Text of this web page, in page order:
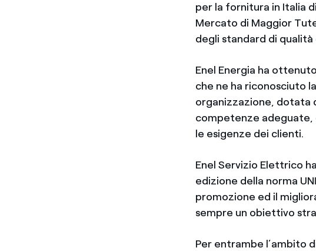
per la fornitura in Italia
Mercato di Maggior
degli standard di
Enel Energia ha
che ne ha riconosciuto
organizzazione, dotata
competenze adeguate,
le esigenze dei clienti.
Enel Servizio Elettrico
edizione della norma
promozione ed il
sempre un obiettivo
Per entrambe l’ambito